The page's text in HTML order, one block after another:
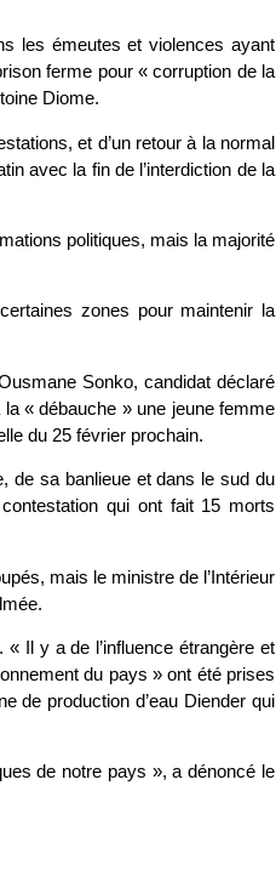
les émeutes et violences ayant
ferme pour « corruption de la
Diome.
et d’un retour à la normal
avec la fin de l’interdiction de la
politiques, mais la majorité
zones pour maintenir la
Sonko, candidat déclaré
« débauche » une jeune femme
du 25 février prochain.
de sa banlieue et dans le sud du
qui ont fait 15 morts
mais le ministre de l’Intérieur
Il y a de l’influence étrangère et
du pays » ont été prises
de production d’eau Diender qui
de notre pays », a dénoncé le